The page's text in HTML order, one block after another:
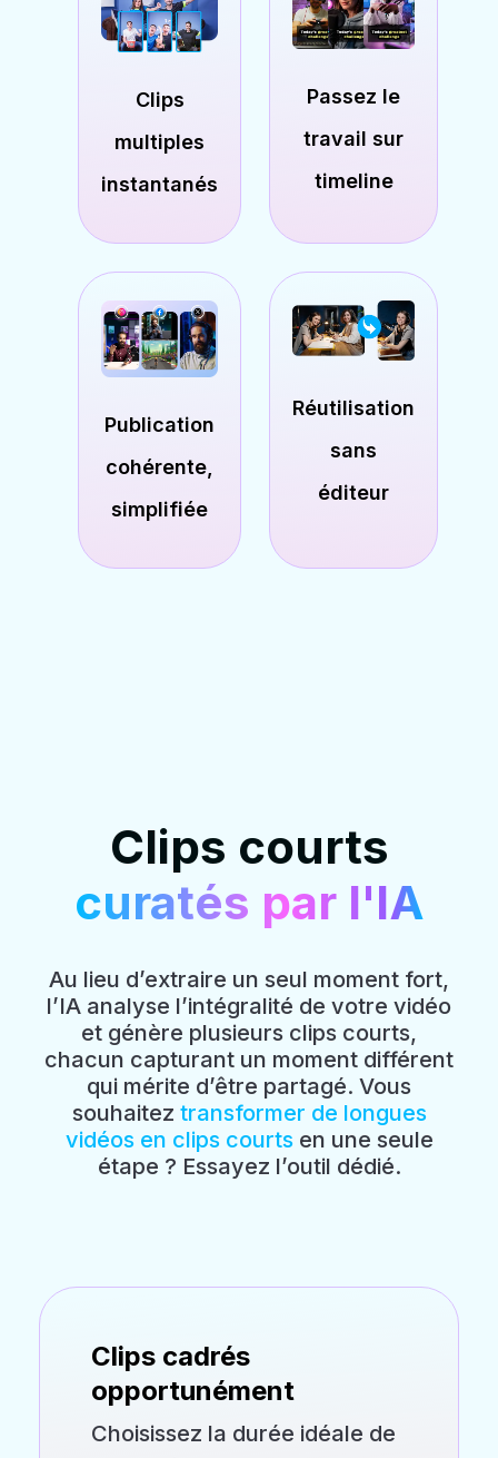
Clips
multiples
instantanés
Passez le
travail sur
timeline
Publication
cohérente,
simplifiée
Réutilisation
sans
éditeur
Clips courts
curatés par l'IA
Au lieu d’extraire un seul moment fort,
l’IA analyse l’intégralité de votre vidéo
et génère plusieurs clips courts,
chacun capturant un moment différent
qui mérite d’être partagé. Vous
souhaitez transformer de longues
vidéos en clips courtsen une seule
étape ? Essayez l’outil dédié.
Clips cadrés
opportunément
Choisissez la durée idéale de